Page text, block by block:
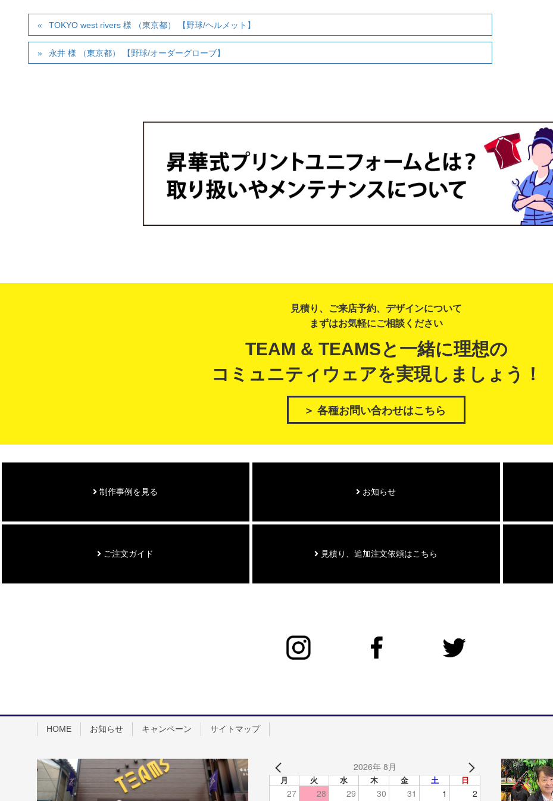
TOKYO west rivers 様 （東京都） 【野球/ヘルメット】
永井 様 （東京都） 【野球/オーダーグローブ】
見積り、ご来店予約、デザインについて
まずはお気軽にご相談ください
TEAM & TEAMSと一緒に理想の
コミュニティウェアを実現しましょう！
＞ 各種お問い合わせはこちら
制作事例を見る お知らせ
ご注文ガイド 見積り、追加注文依頼はこちら
HOME お知らせ キャンペーン サイトマップ
2026年 8月
月 火 水 木 金 土 日
27 28 29 30 31 1 2